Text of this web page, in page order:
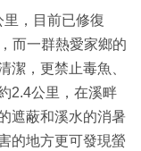
，目前已修復
而一群熱愛家鄉的
潔，更禁止毒魚、
2.4公里，在溪畔
遮蔽和溪水的消暑
的地方更可發現螢